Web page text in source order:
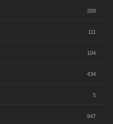
268
111
104
434
5
947